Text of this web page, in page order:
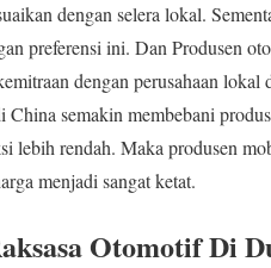
dengan selera lokal.
preferensi ini. Dan Produsen
dengan perusahaan
semakin membebani
lebih rendah. Maka produsen
menjadi sangat ketat.
Otomotif Di